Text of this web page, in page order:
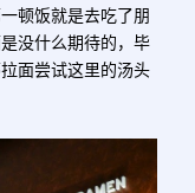
顿饭就是去吃了朋
没什么期待的，毕
面尝试这里的汤头